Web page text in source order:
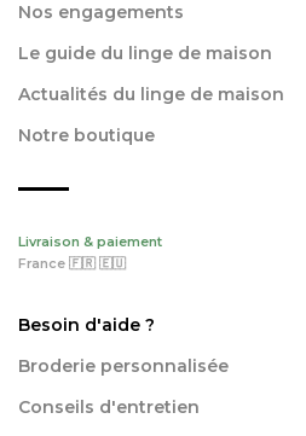
Nos engagements
Le guide du linge de maison
Actualités du linge de maison
Notre boutique
Livraison & paiement
France 🇫🇷 🇪🇺
Besoin d'aide ?
Broderie personnalisée
Conseils d'entretien